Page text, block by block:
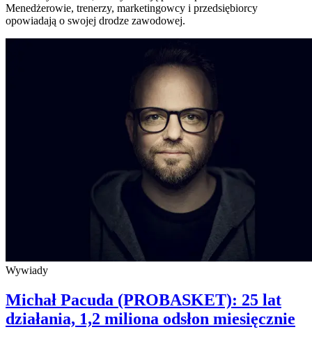
Menedżerowie, trenerzy, marketingowcy i przedsiębiorcy
opowiadają o swojej drodze zawodowej.
Wywiady
Michał Pacuda (PROBASKET): 25 lat
działania, 1,2 miliona odsłon miesięcznie